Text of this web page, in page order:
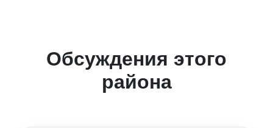
Обсуждения этого
района